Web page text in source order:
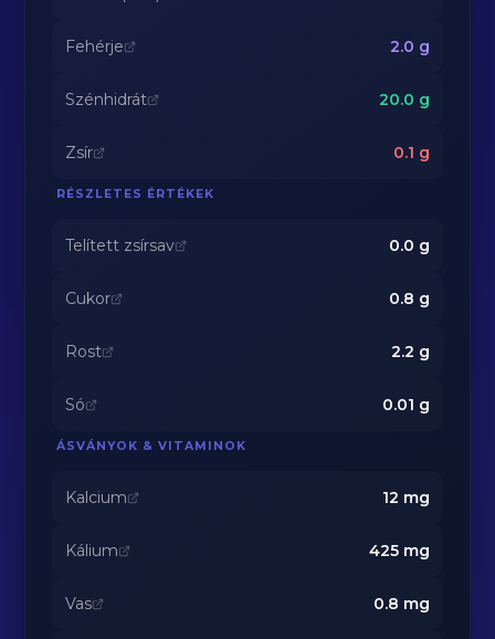
Fehérje 2.0 g
Szénhidrát 20.0 g
Zsír 0.1 g
RÉSZLETES ÉRTÉKEK
Telített zsírsav 0.0 g
Cukor 0.8 g
Rost 2.2 g
Só 0.01 g
ÁSVÁNYOK & VITAMINOK
Kalcium 12 mg
Kálium 425mg
Vas 0.8 mg